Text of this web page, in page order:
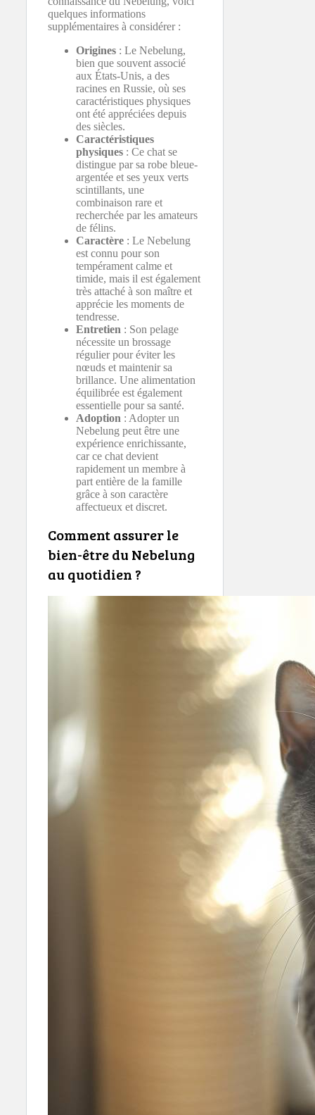
quelques informations
supplémentaires à considérer :
Origines : Le Nebelung,
bien que souvent associé
aux États-Unis, a des
racines en Russie, où ses
caractéristiques physiques
ont été appréciées depuis
des siècles.
Caractéristiques
physiques : Ce chat se
distingue par sa robe bleue-
argentée et ses yeux verts
scintillants, une
combinaison rare et
recherchée par les amateurs
de félins.
Caractère : Le Nebelung
est connu pour son
tempérament calme et
timide, mais il est également
très attaché à son maître et
apprécie les moments de
tendresse.
Entretien : Son pelage
nécessite un brossage
régulier pour éviter les
nœuds et maintenir sa
brillance. Une alimentation
équilibrée est également
essentielle pour sa santé.
Adoption : Adopter un
Nebelung peut être une
expérience enrichissante,
car ce chat devient
rapidement un membre à
part entière de la famille
grâce à son caractère
affectueux et discret.
Comment assurer le
bien-être du Nebelung
au quotidien ?